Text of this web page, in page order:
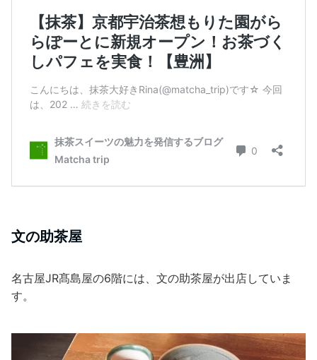
文の助茶屋
名古屋JR髙島屋の6階には、文の助茶屋が出店していま
す。